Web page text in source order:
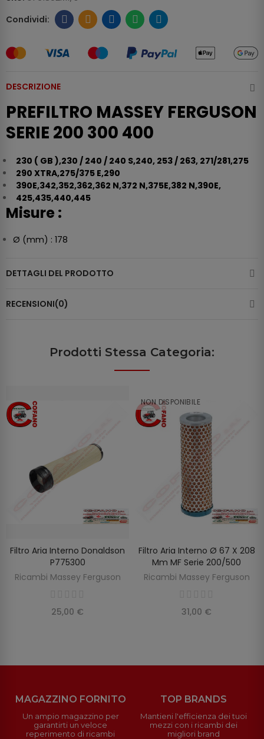
DESCRIZIONE
PREFILTRO MASSEY FERGUSON
SERIE 200 300 400
230 ( GB ),230 / 240 / 240 S,240, 253 / 263, 271/281,275
290 XTRA,275/375 E,290
390E,342,352,362,362 N,372 N,375E,382 N,390E,
425,435,440,445
Misure :
Ø (mm) : 178
DETTAGLI DEL PRODOTTO
RECENSIONI(0)
Prodotti Stessa Categoria:
AGGIUNGI AL CARRELLO
Filtro Aria Interno Donaldson
P775300
Ricambi Massey Ferguson
25,00 €
NON DISPONIBILE
SCOPRIRE
Filtro Aria Interno Ø 67 X 208
Mm MF Serie 200/500
Ricambi Massey Ferguson
31,00 €
MAGAZZINO FORNITO
Un ampio magazzino per
garantirti un veloce
reperimento di ricambi
TOP BRANDS
Mantieni l'efficienza dei tuoi
mezzi con i ricambi dei
migliori brand